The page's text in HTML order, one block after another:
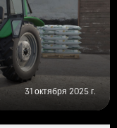
31 октября 2025 г.